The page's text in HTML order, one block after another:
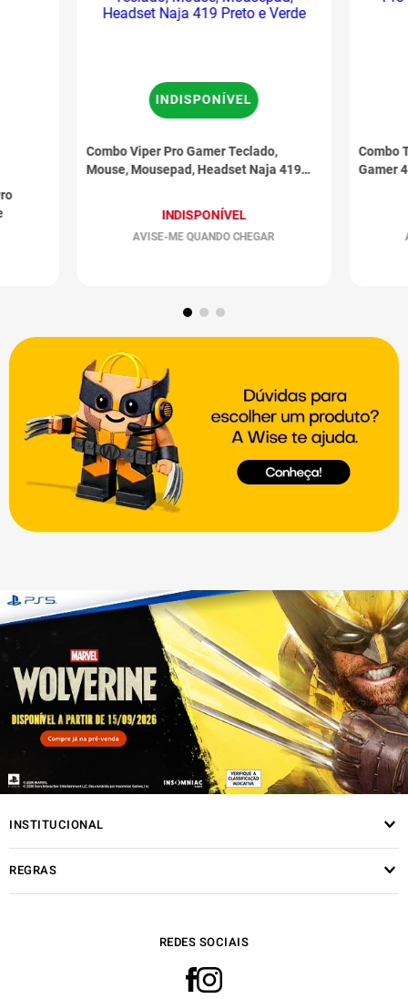
Combo Viper Pro Gamer Teclado,
Mouse, Mousepad, Headset Naja 419
INDISPONÍVEL
AVISE-ME QUANDO CHEGAR
INDISPONÍVEL
Combo
Gamer
INSTITUCIONAL
REGRAS
REDES SOCIAIS